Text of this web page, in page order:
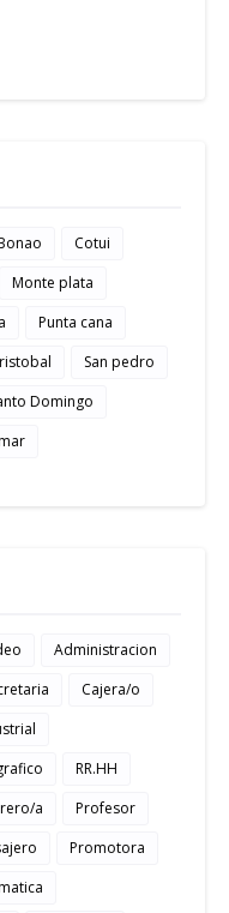
Cotui
Monte plata
Punta cana
San pedro
Domingo
Administracion
Cajera/o
RR.HH
a
Profesor
Promotora